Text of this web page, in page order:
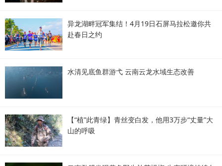
异龙湖畔冠军集结！4月19日石屏马拉松邀你共
赴春日之约
水清见底鱼群游弋 云南云龙水域生态改善
【“植”此青绿】青丝变白发，他用3万步“丈量”大
山的呼吸